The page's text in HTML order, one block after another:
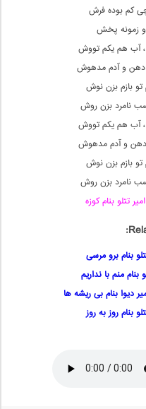
کم بوده فرش
زمونه پخش
، آب هم یکم تووش
دهن و آدم مدهوش
بازم بزن نوش
نامرد بزن روش
، آب هم یکم تووش
دهن و آدم مدهوش
بازم بزن نوش
نامرد بزن روش
تتلو بنام کوزه
بنام برو مرسی
منم با نداریم
دیوا بنام بی ریشه ها
بنام روز به روز